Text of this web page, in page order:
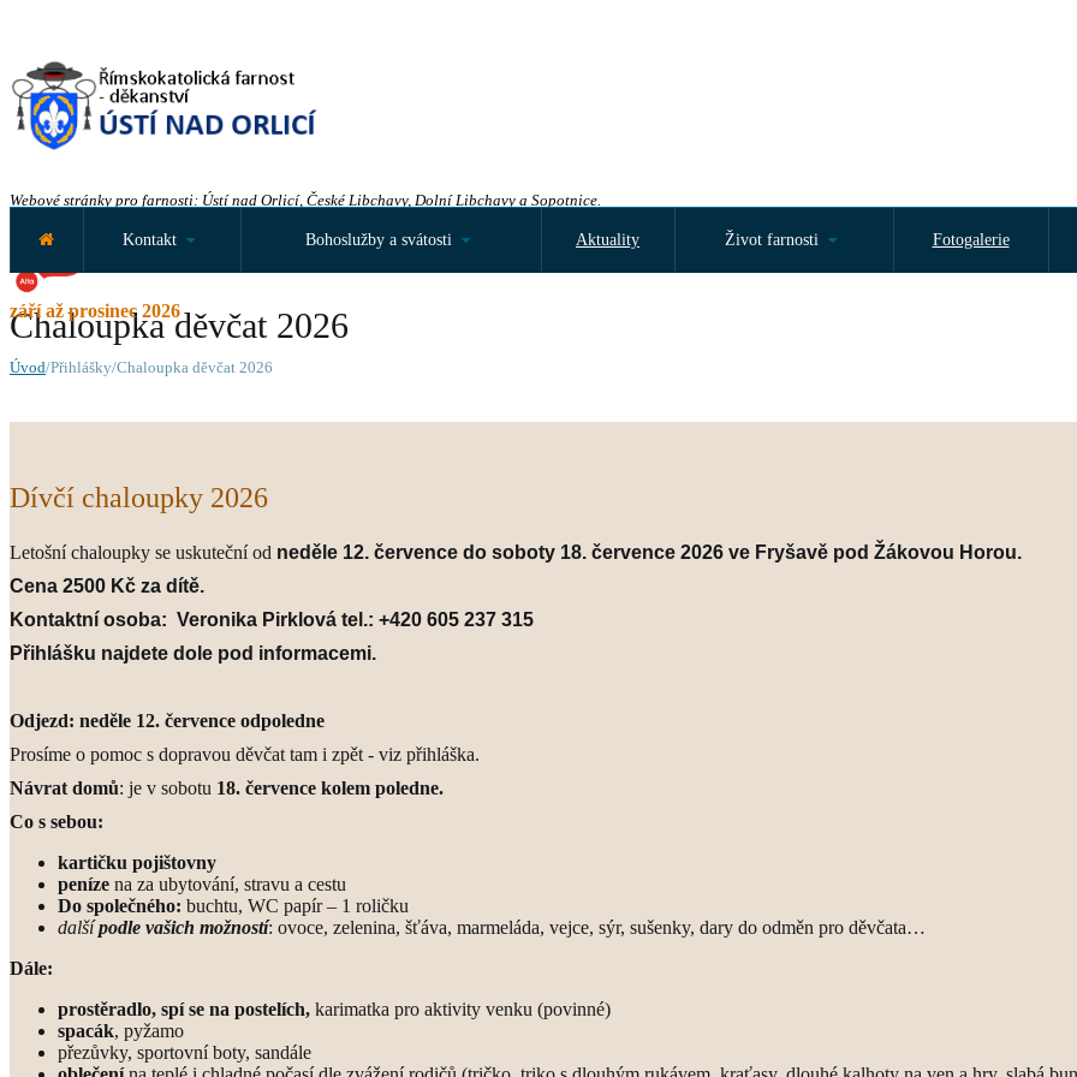
Webové stránky pro farnosti: Ústí nad Orlicí, České Libchavy, Dolní Libchavy a Sopotnice.
září až prosinec 2026
Kontakt Bohoslužby a svátosti Aktuality Život farnosti Fotogalerie
Chaloupka děvčat 2026
Úvod/Přihlášky/Chaloupka děvčat 2026
Dívčí chaloupky 2026
Letošní chaloupky se uskuteční od neděle 12. července do soboty 18. července 2026 ve Fryšavě pod Žákovou Horou.
Cena 2500 Kč za dítě.
Kontaktní osoba: Veronika Pirklová tel.: +420 605 237 315
Přihlášku najdete dole pod informacemi.
Odjezd: neděle 12. července odpoledne
Prosíme o pomoc s dopravou děvčat tam i zpět - viz přihláška.
Návrat domů: je v sobotu 18. července kolem poledne.
Co s sebou:
kartičku pojištovny
peníze na za ubytování, stravu a cestu
Do společného: buchtu, WC papír – 1 roličku
dalšípodle vašich možností: ovoce, zelenina, šťáva, marmeláda, vejce, sýr, sušenky, dary do odměn pro děvčata…
Dále:
prostěradlo, spí se na postelích, karimatka pro aktivity venku (povinné)
spacák, pyžamo
přezůvky, sportovní boty, sandále